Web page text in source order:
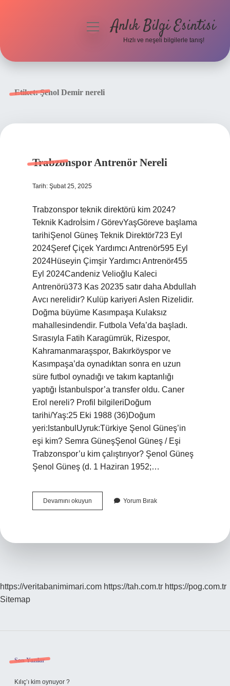
menüyüAnlık Bilgi Esintisi
Hızlı ve neşeli bilgilerle tanış!
Etiket:Şenol Demir nereli
Trabzonspor Antrenör Nereli
Tarih: Şubat 25, 2025
Trabzonspor teknik direktörü kim 2024?
Teknik Kadroİsim / GörevYaşGöreve başlama
tarihiŞenol Güneş Teknik Direktör723 Eyl
2024Şeref Çiçek Yardımcı Antrenör595 Eyl
2024Hüseyin Çimşir Yardımcı Antrenör455
Eyl 2024Candeniz Velioğlu Kaleci
Antrenörü373 Kas 20235 satır daha Abdullah
Avcı nerelidir? Kulüp kariyeri Aslen Rizelidir.
Doğma büyüme Kasımpaşa Kulaksız
mahallesindendir. Futbola Vefa’da başladı.
Sırasıyla Fatih Karagümrük, Rizespor,
Kahramanmaraşspor, Bakırköyspor ve
Kasımpaşa’da oynadıktan sonra en uzun
süre futbol oynadığı ve takım kaptanlığı
yaptığı İstanbulspor’a transfer oldu. Caner
Erol nereli? Profil bilgileriDoğum
tarihi/Yaş:25 Eki 1988 (36)Doğum
yeri:IstanbulUyruk:Türkiye Şenol Güneş’in
eşi kim? Semra GüneşŞenol Güneş / Eşi
Trabzonspor’u kim çalıştırıyor? Şenol Güneş
Şenol Güneş (d. 1 Haziran 1952;…
Devamını okuyun Trabzonspor
Antrenör
Yorum Bırak
https://veritabanimimari.com https://tah.com.tr https://pog.com.tr
Sitemap
Sidebar
Son Yazılar
Kılıç’ı kim oynuyor ?